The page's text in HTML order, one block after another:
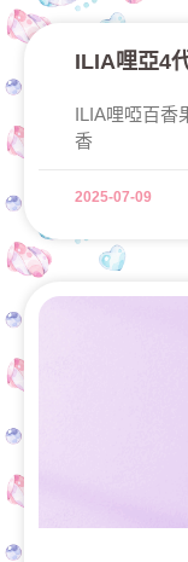
ILIA哩亞4
ILIA哩啞百香
香
2025-07-09